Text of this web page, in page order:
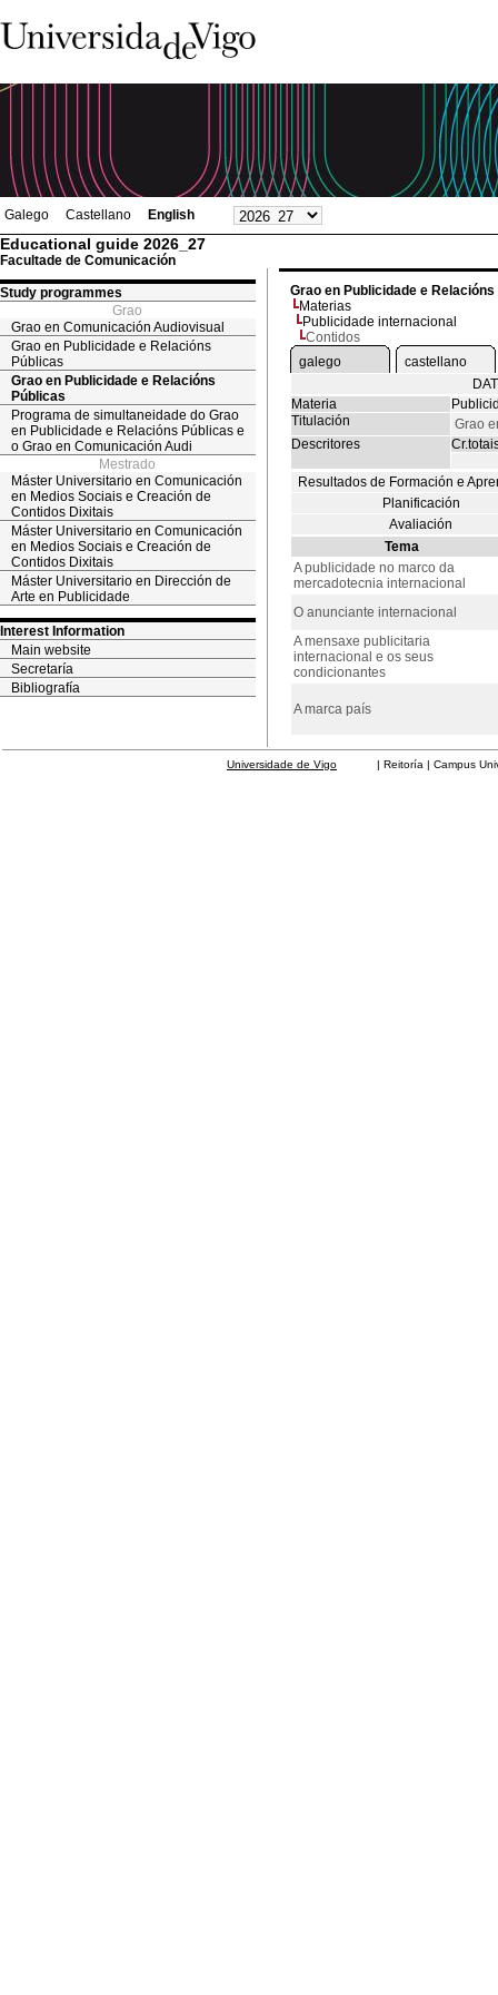
Galego Castellano English
Educational guide 2026_27
Facultade de Comunicación
Study programmes
Grao
Grao en Comunicación Audiovisual
Grao en Publicidade e Relacións
Públicas
Grao en Publicidade e Relacións
Públicas
Programa de simultaneidade do Grao
en Publicidade e Relacións Públicas e
o Grao en Comunicación Audi
Mestrado
Máster Universitario en Comunicación
en Medios Sociais e Creación de
Contidos Dixitais
Máster Universitario en Comunicación
en Medios Sociais e Creación de
Contidos Dixitais
Máster Universitario en Dirección de
Arte en Publicidade
Interest Information
Main website
Secretaría
Bibliografía
Grao en Publicidade e
Materias
Publicidade internacional
Contidos
galego
castellano
Materia
Titulación
Grao
Descritores
Resultados de Formación e
Planificación
Avaliación
Tema
A publicidade no marco da
mercadotecnia internacional
O anunciante internacional
A mensaxe publicitaria
internacional e os seus
condicionantes
A marca país
Universidade de Vigo | Reitoría | Campus